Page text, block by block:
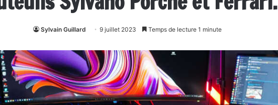
Sylvain Guillard 9 juillet 2023 Temps de lecture 1 minute